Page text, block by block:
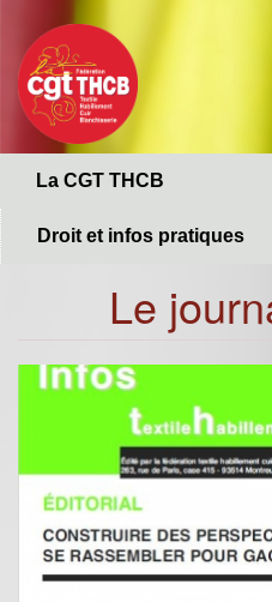
contenu
principal
La CGT THCB
Droit et infos pratiques
Le